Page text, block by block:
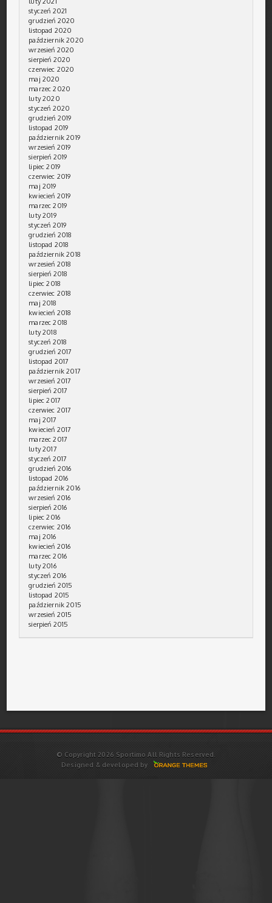
styczeń 2021
grudzień 2020
listopad 2020
październik 2020
wrzesień 2020
sierpień 2020
czerwiec 2020
maj 2020
marzec 2020
luty 2020
styczeń 2020
grudzień 2019
listopad 2019
październik 2019
wrzesień 2019
sierpień 2019
lipiec 2019
czerwiec 2019
maj 2019
kwiecień 2019
marzec 2019
luty 2019
styczeń 2019
grudzień 2018
listopad 2018
październik 2018
wrzesień 2018
sierpień 2018
lipiec 2018
czerwiec 2018
maj 2018
kwiecień 2018
marzec 2018
luty 2018
styczeń 2018
grudzień 2017
listopad 2017
październik 2017
wrzesień 2017
sierpień 2017
lipiec 2017
czerwiec 2017
maj 2017
kwiecień 2017
marzec 2017
luty 2017
styczeń 2017
grudzień 2016
listopad 2016
październik 2016
wrzesień 2016
sierpień 2016
lipiec 2016
czerwiec 2016
maj 2016
kwiecień 2016
marzec 2016
luty 2016
styczeń 2016
grudzień 2015
listopad 2015
październik 2015
wrzesień 2015
sierpień 2015
© Copyright 2026 Sportimo All Rights Reserved.
Designed & developed by